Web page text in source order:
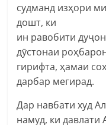
судманд изҳори
дошт, ки
ин равобити
дӯстонаи
гирифта, ҳамаи
дарбар мегирад.
Дар навбати худ
намуд, ки